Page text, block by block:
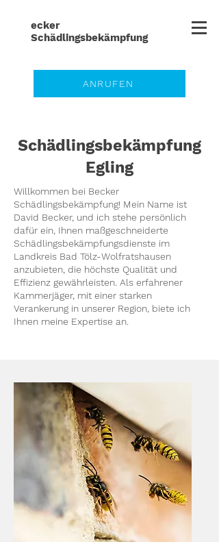
ecker
Schädlingsbekämpfung
ANRUFEN
Schädlingsbekämpfung
Egling
Willkommen bei Becker
Schädlingsbekämpfung! Mein Name ist
David Becker, und ich stehe persönlich
dafür ein, Ihnen maßgeschneiderte
Schädlingsbekämpfungsdienste im
Landkreis Bad Tölz-Wolfratshausen
anzubieten, die höchste Qualität und
Effizienz gewährleisten. Als erfahrener
Kammerjäger, mit einer starken
Verankerung in unserer Region, biete ich
Ihnen meine Expertise an.